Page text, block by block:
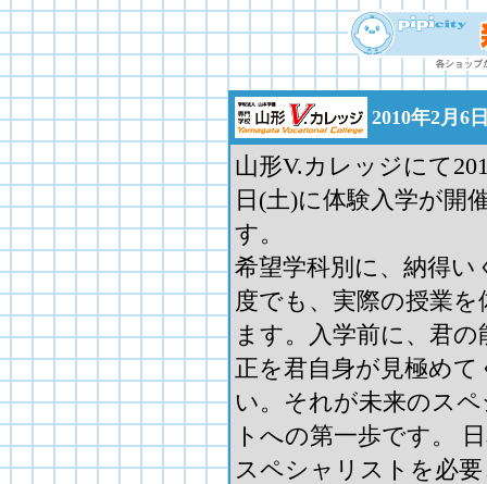
2010年2月6
山形V.カレッジにて
日(土)に体験入学が開
す。
希望学科別に、納得い
度でも、実際の授業を
ます。入学前に、君の
正を君自身が見極めて
い。それが未来のス
トへの第一歩です。
スペシャリストを必